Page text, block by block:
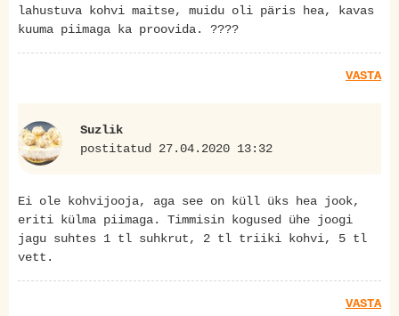
lahustuva kohvi maitse, muidu oli päris hea, kavas
kuuma piimaga ka proovida. ????
VASTA
Suzlik
postitatud 27.04.2020 13:32
Ei ole kohvijooja, aga see on küll üks hea jook,
eriti külma piimaga. Timmisin kogused ühe joogi
jagu suhtes 1 tl suhkrut, 2 tl triiki kohvi, 5 tl
vett.
VASTA